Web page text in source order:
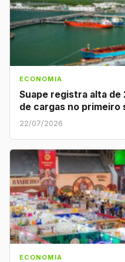
ECONOMIA
Suape registra alta de
de cargas no primeiro
22/07/2026
ECONOMIA